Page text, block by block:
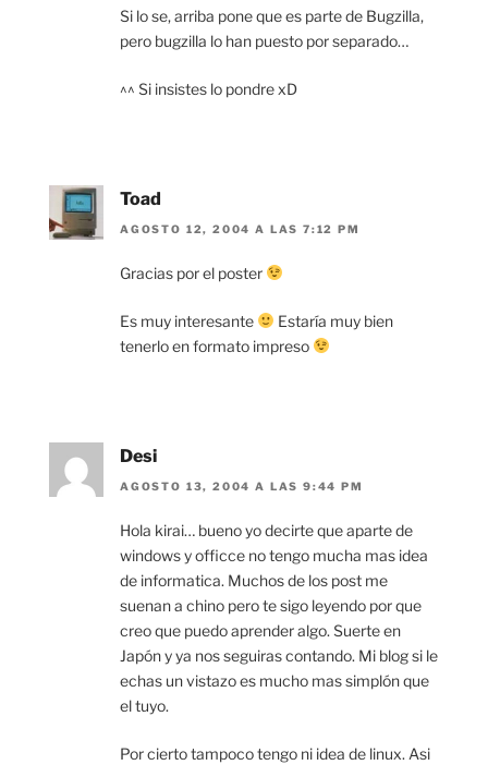
Si lo se, arriba pone que es parte de Bugzilla,
pero bugzilla lo han puesto por separado…
^^ Si insistes lo pondre xD
Toad
AGOSTO 12, 2004 A LAS 7:12 PM
Gracias por el poster
Es muy interesante
Estaría muy bien
tenerlo en formato impreso
Desi
AGOSTO 13, 2004 A LAS 9:44 PM
Hola kirai… bueno yo decirte que aparte de
windows y officce no tengo mucha mas idea
de informatica. Muchos de los post me
suenan a chino pero te sigo leyendo por que
creo que puedo aprender algo. Suerte en
Japón y ya nos seguiras contando. Mi blog si le
echas un vistazo es mucho mas simplón que
el tuyo.
Por cierto tampoco tengo ni idea de linux. Asi